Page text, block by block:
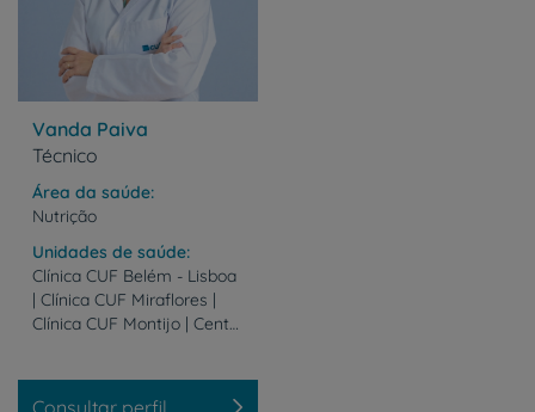
Vanda Paiva
Técnico
Área da saúde
Nutrição
Unidades de saúde
Clínica CUF Belém - Lisboa
| Clínica CUF Miraflores |
Clínica CUF Montijo | Centro de Saúde CUF Pombal - Almada | Centro de Saúde CUF Praça de Alvalade - Lisboa | Clínica CUF S. Domingos Rana | Hospital CUF Sintra
Consultar perfil